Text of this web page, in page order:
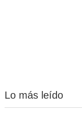
Lo más leído